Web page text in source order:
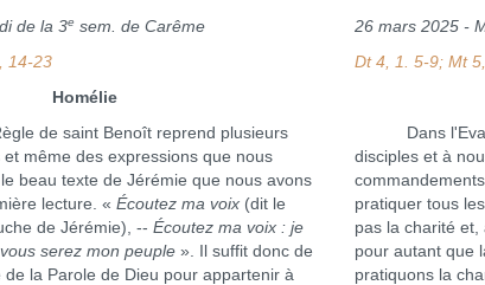
de la 3e sem. de Carême
14-23
Homélie
de saint Benoît reprend plusieurs
même des expressions que nous
beau texte de Jérémie que nous avons
lecture. « Écoutez ma voix (dit le
de Jérémie), -- Écoutez ma voix : je
serez mon peuple ». Il suffit donc de
de la Parole de Dieu pour appartenir à
26 mars 2025 -
Dt 4, 1. 5-9; Mt
Dans
disciples et à
pratiquer tous
pas la charité
pour autant que
pratiquons la